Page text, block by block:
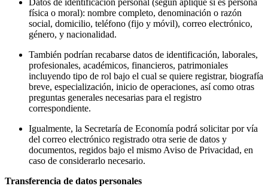
Datos de identificación personal (según aplique si es persona
física o moral): nombre completo, denominación o razón
social, domicilio, teléfono (fijo y móvil), correo electrónico,
género, y nacionalidad.
También podrían recabarse datos de identificación, laborales,
profesionales, académicos, financieros, patrimoniales
incluyendo tipo de rol bajo el cual se quiere registrar, biografía
breve, especialización, inicio de operaciones, así como otras
preguntas generales necesarias para el registro
correspondiente.
Igualmente, la Secretaría de Economía podrá solicitar por vía
del correo electrónico registrado otra serie de datos y
documentos, regidos bajo el mismo Aviso de Privacidad, en
caso de considerarlo necesario.
Transferencia de datos personales